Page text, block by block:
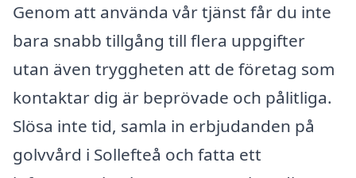
Genom att använda vår tjänst får du inte
bara snabb tillgång till flera uppgifter
utan även tryggheten att de företag som
kontaktar dig är beprövade och pålitliga.
Slösa inte tid, samla in erbjudanden på
golvvård i Sollefteå och fatta ett